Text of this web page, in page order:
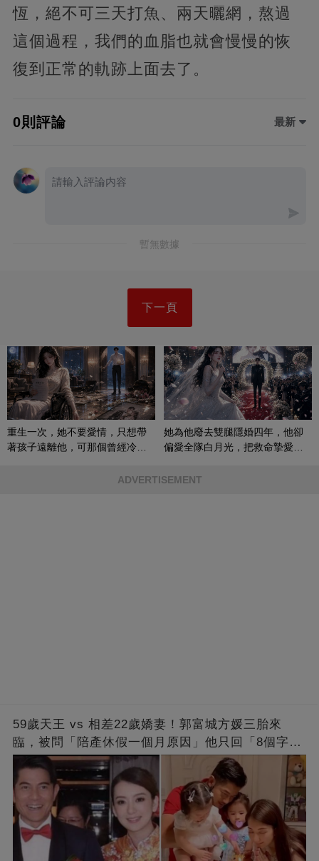
恆，絕不可三天打魚、兩天曬網，熬過
這個過程，我們的血脂也就會慢慢的恢
復到正常的軌跡上面去了。
0則評論 最新
暫無數據
下一頁
重生一次，她不要愛情，只想帶
著孩子遠離他，可那個曾經冷漠
她為他廢去雙腿隱婚四年，他卻
偏愛全隊白月光，把救命摯愛當
ADVERTISEMENT
59歲天王 vs 相差22歲嬌妻！郭富城方媛三胎來
臨，被問「陪產休假一個月原因」他只回「8個字」
被贊爆